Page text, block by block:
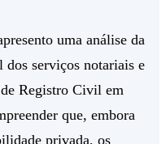
uma análise da
dos serviços notariais e
Registro Civil em
que, embora
privada, os